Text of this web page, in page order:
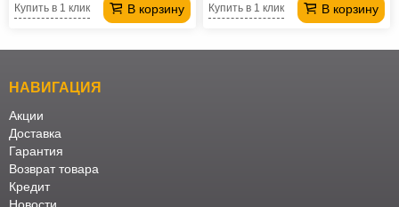
В корзину
Купить в 1 клик В корзину
Купить в 1 клик
НАВИГАЦИЯ
Акции
Доставка
Гарантия
Возврат товара
Кредит